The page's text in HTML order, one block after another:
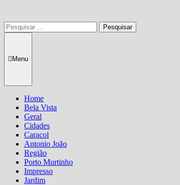
Pesquisar
por:
Menu
Home
Bela Vista
Geral
Cidades
Caracol
Antonio João
Região
Porto Murtinho
Impresso
Jardim